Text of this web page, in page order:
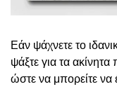
Εάν ψάχνετε το
ψάξτε για τα
ώστε να μπορείτε να